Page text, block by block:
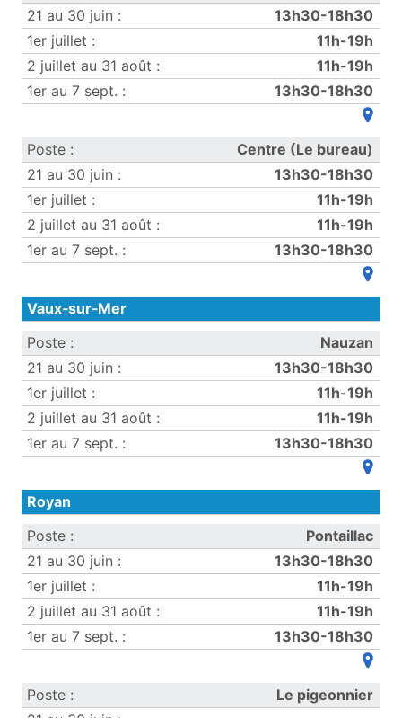
13h30-18h30
11h-19h
11h-19h
13h30-18h30
Centre (Le bureau)
13h30-18h30
11h-19h
11h-19h
13h30-18h30
Vaux‑sur‑Mer
Nauzan
13h30-18h30
11h-19h
11h-19h
13h30-18h30
Royan
Pontaillac
13h30-18h30
11h-19h
11h-19h
13h30-18h30
Le pigeonnier